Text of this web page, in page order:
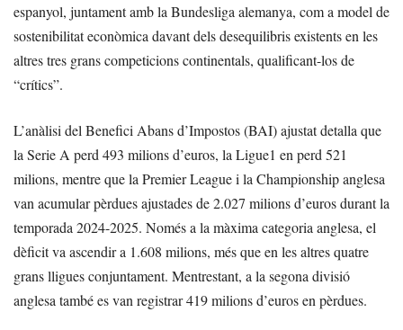
espanyol, juntament amb la Bundesliga alemanya, com a model de
sostenibilitat econòmica davant dels desequilibris existents en les
altres tres grans competicions continentals, qualificant-los de
“crítics”.
L’anàlisi del Benefici Abans d’Impostos (BAI) ajustat detalla que
la Serie A perd 493 milions d’euros, la Ligue1 en perd 521
milions, mentre que la Premier League i la Championship anglesa
van acumular pèrdues ajustades de 2.027 milions d’euros durant la
temporada 2024-2025. Només a la màxima categoria anglesa, el
dèficit va ascendir a 1.608 milions, més que en les altres quatre
grans lligues conjuntament. Mentrestant, a la segona divisió
anglesa també es van registrar 419 milions d’euros en pèrdues.